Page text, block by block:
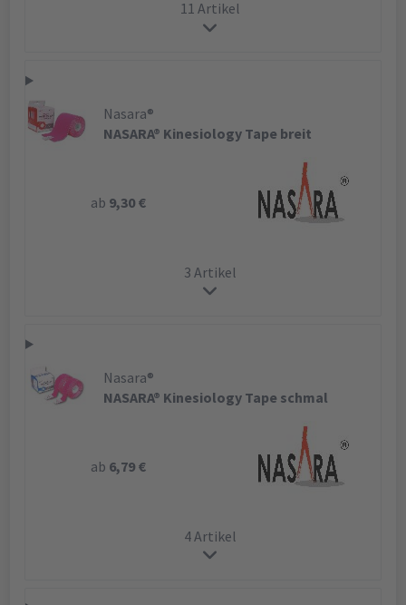
11 Artikel
Nasara®
NASARA® Kinesiology Tape breit
ab 9,30 €
3 Artikel
Nasara®
NASARA® Kinesiology Tape schmal
ab 6,79 €
4 Artikel